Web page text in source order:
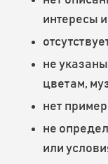
интересы и
не
цветам,
нет
не
или